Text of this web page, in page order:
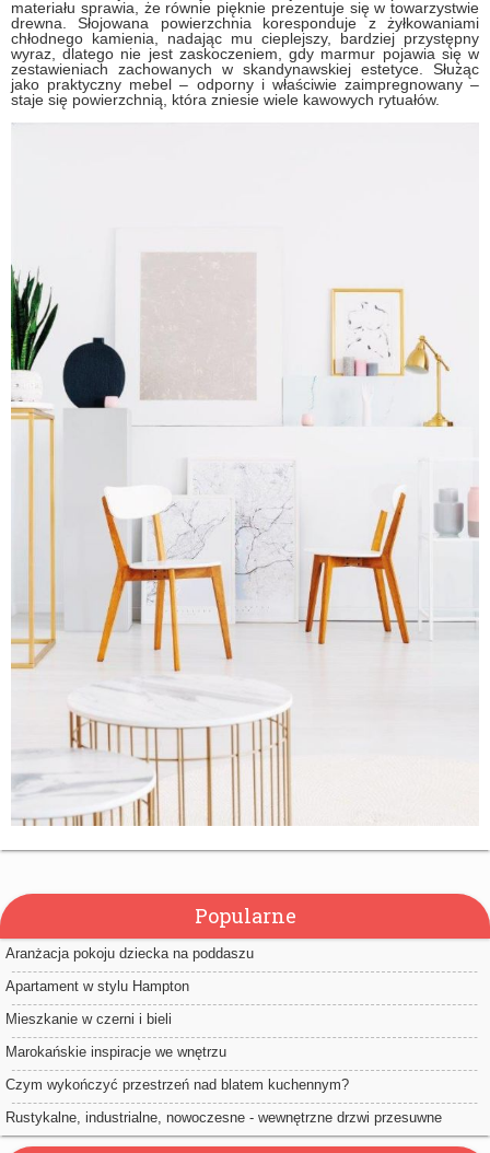
materiału sprawia, że równie pięknie prezentuje się w towarzystwie
drewna. Słojowana powierzchnia koresponduje z żyłkowaniami
chłodnego kamienia, nadając mu cieplejszy, bardziej przystępny
wyraz, dlatego nie jest zaskoczeniem, gdy marmur pojawia się w
zestawieniach zachowanych w skandynawskiej estetyce. Służąc
jako praktyczny mebel – odporny i właściwie zaimpregnowany –
staje się powierzchnią, która zniesie wiele kawowych rytuałów.
Popularne
Aranżacja pokoju dziecka na poddaszu
Apartament w stylu Hampton
Mieszkanie w czerni i bieli
Marokańskie inspiracje we wnętrzu
Czym wykończyć przestrzeń nad blatem kuchennym?
Rustykalne, industrialne, nowoczesne - wewnętrzne drzwi przesuwne